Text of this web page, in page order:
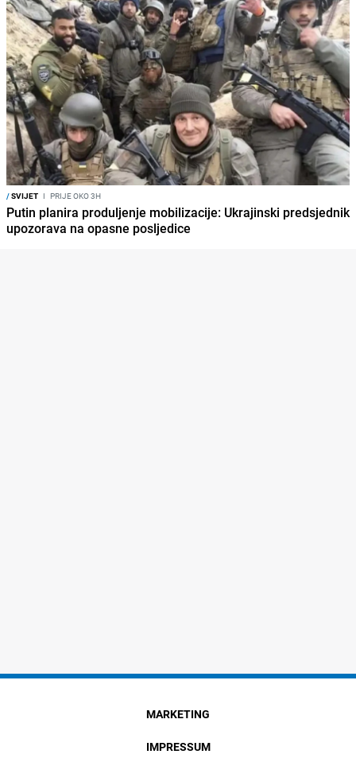
/SVIJET I PRIJE OKO 3H
Putin planira produljenje mobilizacije: Ukrajinski predsjednik
upozorava na opasne posljedice
MARKETING
IMPRESSUM